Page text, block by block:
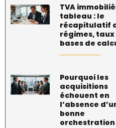
TVA
tableau : le
récapitulatif
régimes, taux
bases de
Pourquoi les
acquisitions
échouent en
l’absence
bonne
orchestration